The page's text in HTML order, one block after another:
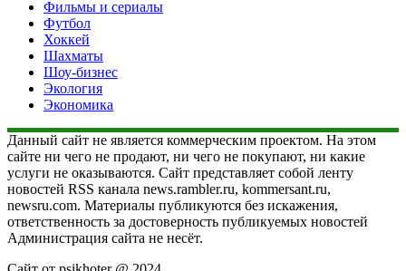
Фильмы и сериалы
Футбол
Хоккей
Шахматы
Шоу-бизнес
Экология
Экономика
Данный сайт не является коммерческим проектом. На этом
сайте ни чего не продают, ни чего не покупают, ни какие
услуги не оказываются. Сайт представляет собой ленту
новостей RSS канала news.rambler.ru, kommersant.ru,
newsru.com. Материалы публикуются без искажения,
ответственность за достоверность публикуемых новостей
Администрация сайта не несёт.